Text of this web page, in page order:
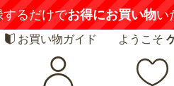
るだけでお得にお買い物い
お買い物ガイド ようこそ